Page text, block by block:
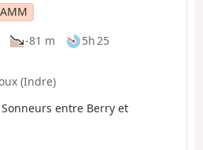
-81 m
5h 25
(Indre)
entre Berry et